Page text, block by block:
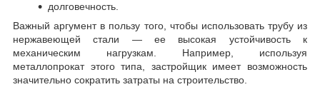
долговечность.
Важный аргумент в пользу того, чтобы использовать трубу из
нержавеющей стали — ее высокая устойчивость к
механическим нагрузкам. Например, используя
металлопрокат этого типа, застройщик имеет возможность
значительно сократить затраты на строительство.